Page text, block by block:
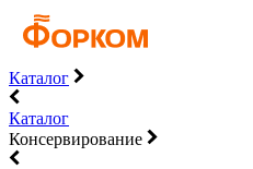
Каталог
Каталог
Консервирование